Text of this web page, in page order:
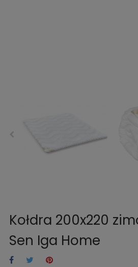
Kołdra 200x220
Sen Iga Home